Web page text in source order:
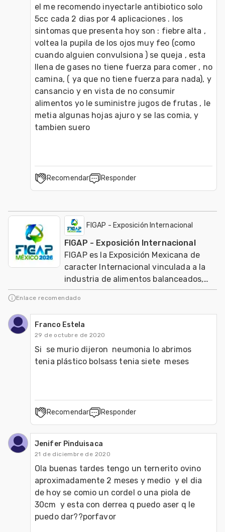
el me recomendo inyectarle antibiotico solo
5cc cada 2 dias por 4 aplicaciones . los
sintomas que presenta hoy son : fiebre alta ,
voltea la pupila de los ojos muy feo (como
cuando alguien convulsiona ) se queja , esta
llena de gases no tiene fuerza para comer , no
camina, ( ya que no tiene fuerza para nada), y
cansancio y en vista de no consumir
alimentos yo le suministre jugos de frutas , le
metia algunas hojas ajuro y se las comia, y
tambien suero
Recomendar Responder
FIGAP - Exposición Internacional
FIGAP - Exposición Internacional
FIGAP es la Exposición Mexicana de
caracter Internacional vinculada a la
industria de alimentos balanceados,
salud, nutrición y genética en
producción anima
Enlace recomendado
Franco Estela
29 de octubre de 2020
Si  se murio dijeron  neumonia lo abrimos
tenia plástico bolsass tenia siete  meses
Recomendar Responder
Jenifer Pinduisaca
21 de diciembre de 2020
Ola buenas tardes tengo un ternerito ovino
aproximadamente 2 meses y medio  y el dia
de hoy se comio un cordel o una piola de
30cm  y esta con derrea q puedo aser q le
puedo dar??porfavor